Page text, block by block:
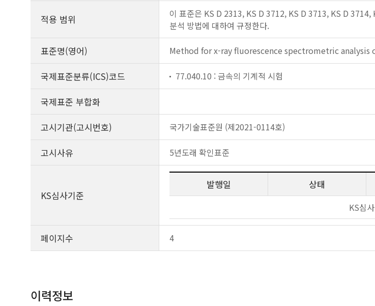
적용 범위
이 표준은 KS D 2313, KS D 3712, KS D 3713, KS D
분석 방법에 대하여 규정한다.
표준명(영어) Method for x-ray fluorescence spectrometric analysis
국제표준분류(ICS)코드 77.040.10 : 금속의 기계적 시험
국제표준 부합화
고시기관(고시번호)
국가기술표준원 (제2021-0114호)
고시사유 5년도래 확인표준
KS심사기준
발행일 상태
KS심
페이지수 4
이력정보